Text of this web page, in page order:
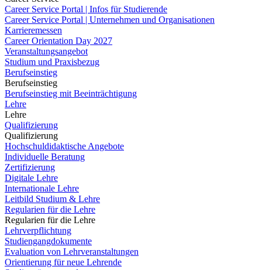
Career Service Portal | Infos für Studierende
Career Service Portal | Unternehmen und Organisationen
Karrieremessen
Career Orientation Day 2027
Veranstaltungsangebot
Studium und Praxisbezug
Berufseinstieg
Berufseinstieg
Berufseinstieg mit Beeinträchtigung
Lehre
Lehre
Qualifizierung
Qualifizierung
Hochschuldidaktische Angebote
Individuelle Beratung
Zertifizierung
Digitale Lehre
Internationale Lehre
Leitbild Studium & Lehre
Regularien für die Lehre
Regularien für die Lehre
Lehrverpflichtung
Studiengangdokumente
Evaluation von Lehrveranstaltungen
Orientierung für neue Lehrende